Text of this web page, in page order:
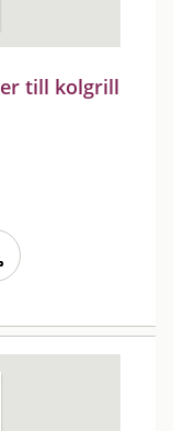
till kolgrill